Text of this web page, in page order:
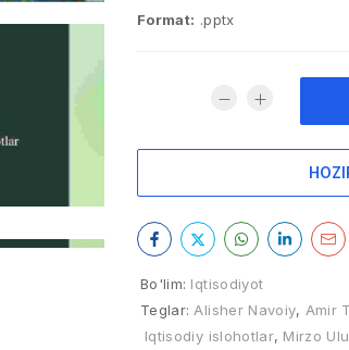
Format: .pptx
Bo'lim: Iqtisodiyot
Teglar: Alisher Navoiy, Amir
Iqtisodiy islohotlar, Mirzo